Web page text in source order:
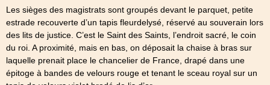
Les sièges des magistrats sont groupés devant le parquet, petite
estrade recouverte d’un tapis fleurdelysé, réservé au souverain lors
des lits de justice. C’est le Saint des Saints, l’endroit sacré, le coin
du roi. A proximité, mais en bas, on déposait la chaise à bras sur
laquelle prenait place le chancelier de France, drapé dans une
épitoge à bandes de velours rouge et tenant le sceau royal sur un